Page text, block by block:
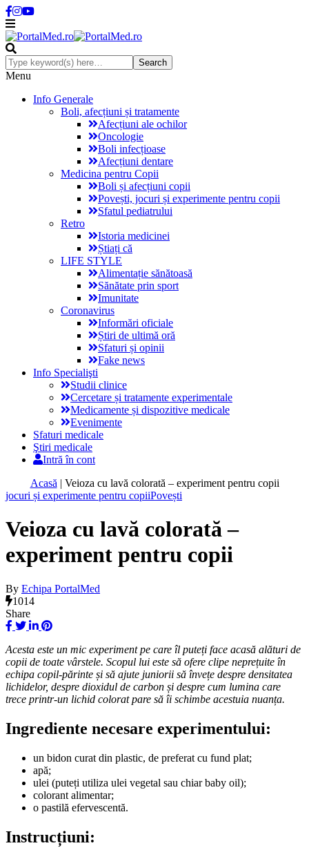
Menu
Info Generale
Boli, afecțiuni și tratamente
Afecțiuni ale ochilor
Oncologie
Boli infecțioase
Afecțiuni dentare
Medicina pentru Copii
Boli și afecțiuni copii
Povești, jocuri și experimente pentru copii
Sfatul pediatrului
Retro
Istoria medicinei
Știați că
LIFE STYLE
Alimentație sănătoasă
Sănătate prin sport
Imunitate
Coronavirus
Informări oficiale
Știri de ultimă oră
Sfaturi și opinii
Fake news
Info Specialişti
Studii clinice
Cercetare și tratamente experimentale
Medicamente și dispozitive medicale
Evenimente
Sfaturi medicale
Ştiri medicale
Intră în cont
Acasă | Veioza cu lavă colorată – experiment pentru copii
jocuri și experimente pentru copiiPovești
Veioza cu lavă colorată –
experiment pentru copii
By Echipa PortalMed
1014
Share
Acesta este un mic experiment pe care îl puteți face acasă alături de
copii de toate vârstele. Scopul lui este să ofere clipe neprețuite în
echipa copil-părinte și să ajute juniorii să învețe despre densitatea
lichidelor, despre dioxidul de carbon și despre cum lumina care
trece printr-un lichid colorat pare să îi schimbe acestuia nuanța.
Ingrediente necesare experimentului:
un bidon curat din plastic, de preferat cu fund plat;
apă;
ulei (puteți utiliza ulei vegetal sau chiar baby oil);
colorant alimentar;
o pastilă efervescentă.
Instrucțiuni: